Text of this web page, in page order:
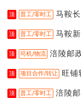
顶 普工/零时工 马鞍
顶 普工/零时工 马鞍
顶 司机/物流 涪陵邮
顶 项目合作/转让 旺铺
顶 普工/零时工 涪陵